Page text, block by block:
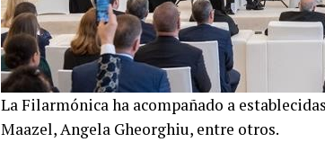
La Filarmónica ha acompañado a
Maazel, Angela Gheorghiu, entre otros.